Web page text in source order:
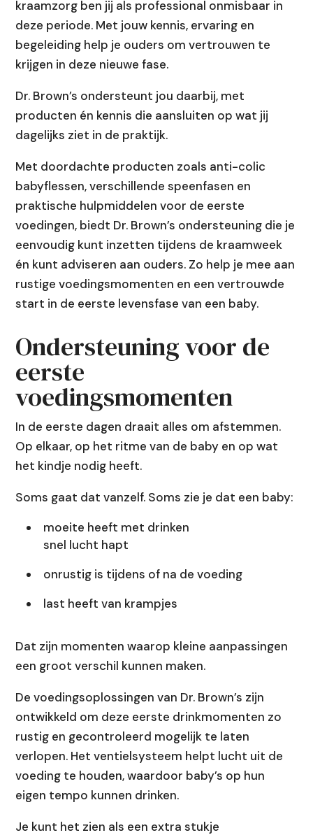
kraamzorg ben jij als professional onmisbaar in
deze periode. Met jouw kennis, ervaring en
begeleiding help je ouders om vertrouwen te
krijgen in deze nieuwe fase.
Dr. Brown’s ondersteunt jou daarbij, met
producten én kennis die aansluiten op wat jij
dagelijks ziet in de praktijk.
Met doordachte producten zoals anti-colic
babyflessen, verschillende speenfasen en
praktische hulpmiddelen voor de eerste
voedingen, biedt Dr. Brown’s ondersteuning die je
eenvoudig kunt inzetten tijdens de kraamweek
én kunt adviseren aan ouders. Zo help je mee aan
rustige voedingsmomenten en een vertrouwde
start in de eerste levensfase van een baby.
Ondersteuning voor de
eerste
voedingsmomenten
In de eerste dagen draait alles om afstemmen.
Op elkaar, op het ritme van de baby en op wat
het kindje nodig heeft.
Soms gaat dat vanzelf. Soms zie je dat een baby:
moeite heeft met drinken
snel lucht hapt
onrustig is tijdens of na de voeding
last heeft van krampjes
Dat zijn momenten waarop kleine aanpassingen
een groot verschil kunnen maken.
De voedingsoplossingen van Dr. Brown’s zijn
ontwikkeld om deze eerste drinkmomenten zo
rustig en gecontroleerd mogelijk te laten
verlopen. Het ventielsysteem helpt lucht uit de
voeding te houden, waardoor baby’s op hun
eigen tempo kunnen drinken.
Je kunt het zien als een extra stukje